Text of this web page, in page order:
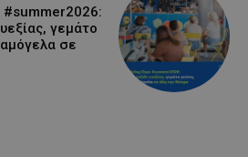
#summer2026:
γεμάτο
σε